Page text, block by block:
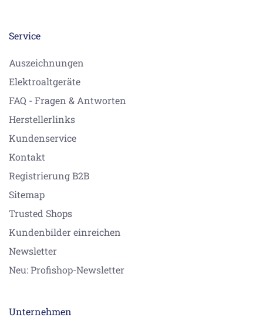
Service
Auszeichnungen
Elektroaltgeräte
FAQ - Fragen & Antworten
Herstellerlinks
Kundenservice
Kontakt
Registrierung B2B
Sitemap
Trusted Shops
Kundenbilder einreichen
Newsletter
Neu: Profishop-Newsletter
Unternehmen